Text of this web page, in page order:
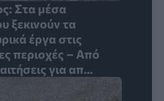
Στα μέσα
ξεκινούν τα
έργα στις
περιοχές – Από
για απ...